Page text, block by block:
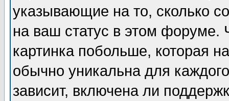
указывающие на то, сколько
на ваш статус в этом форуме.
картинка побольше, которая
обычно уникальна для
зависит, включена ли